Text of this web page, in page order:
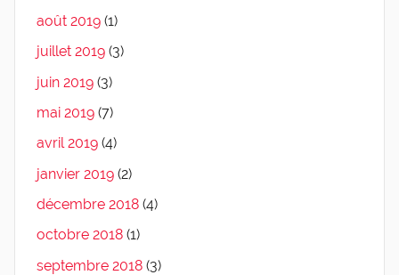
août 2019 (1)
juillet 2019 (3)
juin 2019 (3)
mai 2019 (7)
avril 2019 (4)
janvier 2019 (2)
décembre 2018 (4)
octobre 2018 (1)
septembre 2018 (3)